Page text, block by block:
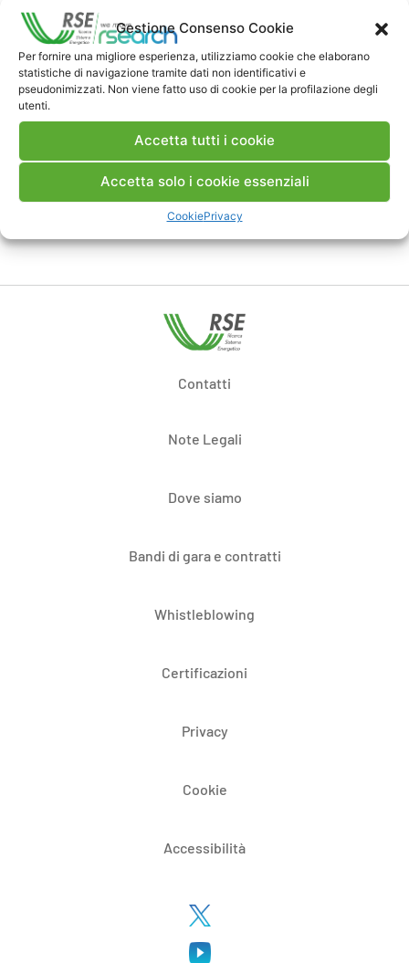
Gestione Consenso Cookie
Per fornire una migliore esperienza, utilizziamo cookie che elaborano
statistiche di navigazione tramite dati non identificativi e
pseudonimizzati. Non viene fatto uso di cookie per la profilazione degli
utenti.
Accetta tutti i cookie
Accetta solo i cookie essenziali
CookiePrivacy
attualità sul piano nazionale ed internazionale
Scarica Rapporto
Commenti
Pubblica un commento
Contatti
Note Legali
Dove siamo
Bandi di gara e contratti
Whistleblowing
Certificazioni
Privacy
Cookie
Accessibilità